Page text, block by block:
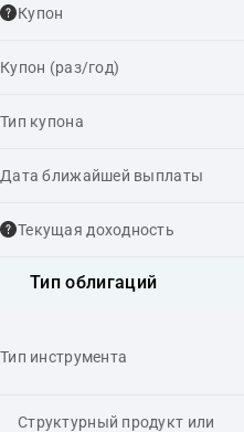
Купон
Купон (раз/год)
Тип купона
Дата ближайшей выплаты
Текущая доходность
Тип облигаций
Тип инструмента
Структурный продукт или